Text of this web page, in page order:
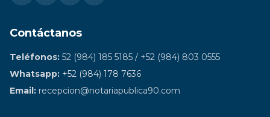
Contáctanos
Teléfonos: 52 (984) 185 5185 / +52 (984) 803 0555
Whatsapp: +52 (984) 178 7636
Email: recepcion@notariapublica90.com